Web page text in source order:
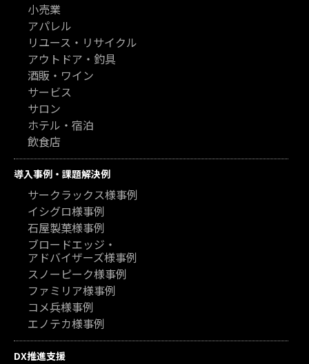
小売業
アパレル
リユース・リサイクル
アウトドア・釣具
酒販・ワイン
サービス
サロン
ホテル・宿泊
飲食店
導入事例・課題解決例
サークラックス様事例
イシグロ様事例
石屋製菓様事例
ブロードエッジ・
アドバイザーズ様事例
スノーピーク様事例
ファミリア様事例
コメ兵様事例
エノテカ様事例
DX推進支援